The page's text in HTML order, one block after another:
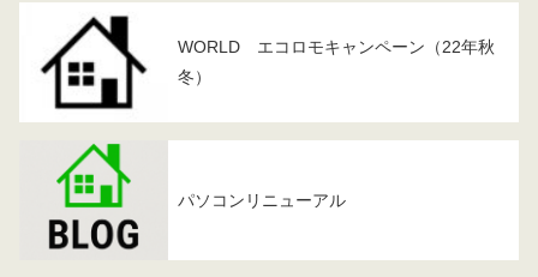
WORLD エコロモキャンペーン（22年秋
冬）
パソコンリニューアル